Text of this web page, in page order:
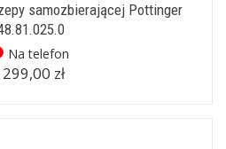
samozbierającej Pottinger
Na telefon
zł